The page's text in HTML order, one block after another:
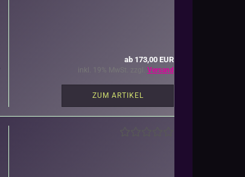
ab 173,00 EUR
inkl. 19% MwSt. zzgl. Versand
ZUM ARTIKEL